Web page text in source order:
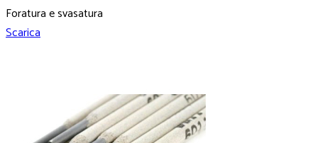
Foratura e svasatura
Scarica